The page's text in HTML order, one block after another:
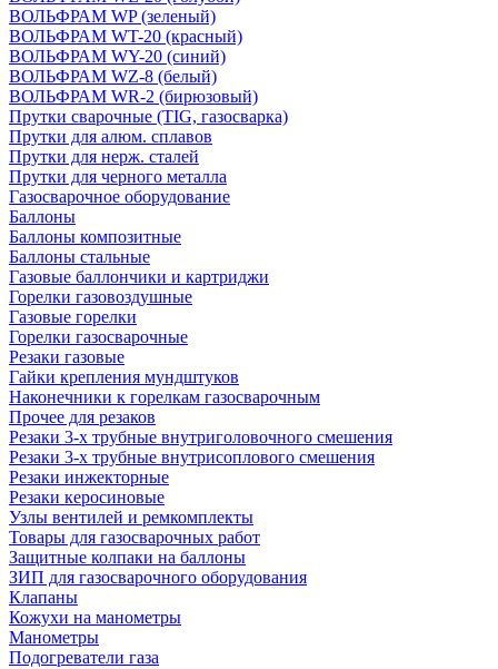
ВОЛЬФРАМ WP (зеленый)
ВОЛЬФРАМ WT-20 (красный)
ВОЛЬФРАМ WY-20 (синий)
ВОЛЬФРАМ WZ-8 (белый)
ВОЛЬФРАМ WR-2 (бирюзовый)
Прутки сварочные (TIG, газосварка)
Прутки для алюм. сплавов
Прутки для нерж. сталей
Прутки для черного металла
Газосварочное оборудование
Баллоны
Баллоны композитные
Баллоны стальные
Газовые баллончики и картриджи
Горелки газовоздушные
Газовые горелки
Горелки газосварочные
Резаки газовые
Гайки крепления мундштуков
Наконечники к горелкам газосварочным
Прочее для резаков
Резаки 3-х трубные внутриголовочного смешения
Резаки 3-х трубные внутрисоплового смешения
Резаки инжекторные
Резаки керосиновые
Узлы вентилей и ремкомплекты
Товары для газосварочных работ
Защитные колпаки на баллоны
ЗИП для газосварочного оборудования
Клапаны
Кожухи на манометры
Манометры
Подогреватели газа